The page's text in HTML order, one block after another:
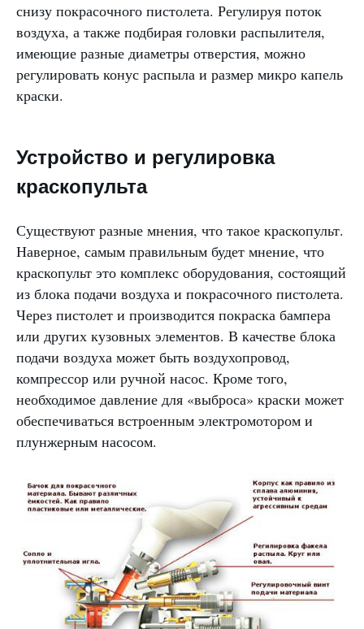
снизу покрасочного пистолета. Регулируя поток
воздуха, а также подбирая головки распылителя,
имеющие разные диаметры отверстия, можно
регулировать конус распыла и размер микро капель
краски.
Устройство и регулировка
краскопульта
Существуют разные мнения, что такое краскопульт.
Наверное, самым правильным будет мнение, что
краскопульт это комплекс оборудования, состоящий
из блока подачи воздуха и покрасочного пистолета.
Через пистолет и производится покраска бампера
или других кузовных элементов. В качестве блока
подачи воздуха может быть воздухопровод,
компрессор или ручной насос. Кроме того,
необходимое давление для «выброса» краски может
обеспечиваться встроенным электромотором и
плунжерным насосом.